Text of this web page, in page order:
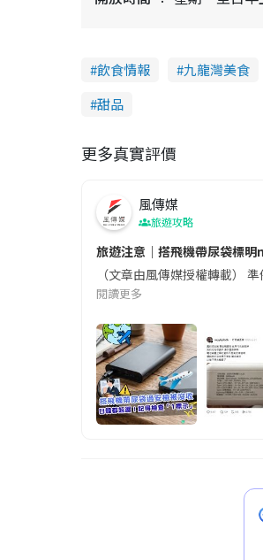
飲食情報 九龍灣美食
甜品
更多真實評價
風傳媒
旅遊攻略
旅遊注意｜搭飛機帶尿袋標明
（文章由風傳媒授權轉載）
閱讀更多